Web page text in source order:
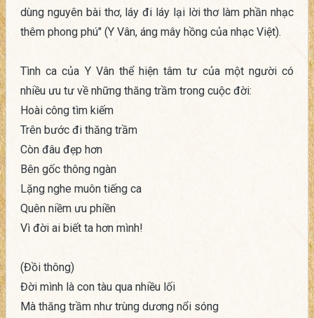
dùng nguyên bài thơ, láy đi láy lại lời thơ làm phần nhạc
thêm phong phú" (Y Vân, áng mây hồng của nhạc Việt).
Tình ca của Y Vân thể hiện tâm tư của một người có
nhiều ưu tư về những thăng trầm trong cuộc đời:
Hoài công tìm kiếm
Trên bước đi thăng trầm
Còn đâu đẹp hơn
Bên gốc thông ngàn
Lặng nghe muôn tiếng ca
Quên niềm ưu phiền
Vì đời ai biết ta hơn mình!
(Đồi thông)
Đời mình là con tàu qua nhiều lối
Mà thăng trầm như trùng dương nổi sóng